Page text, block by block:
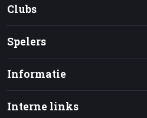
Clubs
Spelers
Informatie
Interne links